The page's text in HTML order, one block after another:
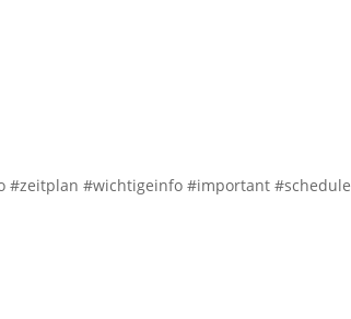
#zeitplan #wichtigeinfo #important #schedule